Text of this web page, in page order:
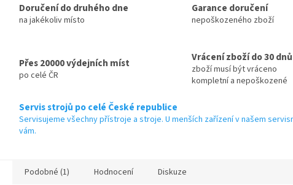
Doručení do druhého dne
na jakékoliv místo
Garance doručení
nepoškozeného zboží
Přes 20000 výdejních míst
po celé ČR
Vrácení zboží do 30 dnů
zboží musí být vráceno
kompletní a nepoškozené
Servis strojů po celé České republice
Servisujeme všechny přístroje a stroje. U menších zařízení v našem
vám.
Podobné (1) Hodnocení Diskuze